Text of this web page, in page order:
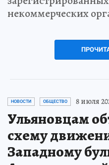
некоммерческих
НОВОСТИ ОБЩЕСТВО 8 июля
Ульяновцам
схему
Западному